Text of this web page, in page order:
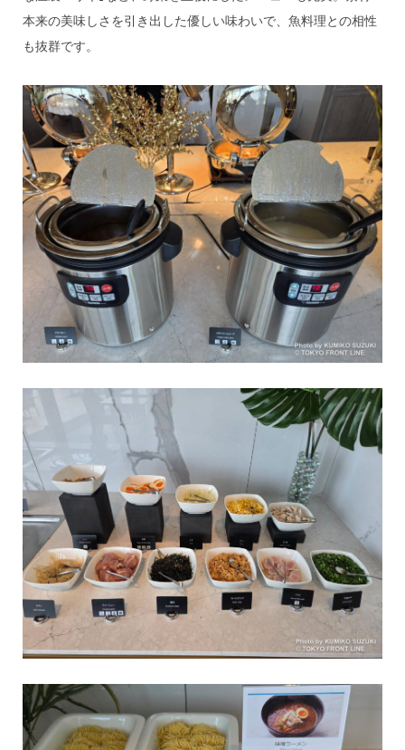
本来の美味しさを引き出した優しい味わいで、魚料理との相性
も抜群です。